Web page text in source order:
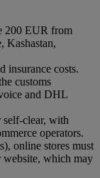
200 EUR from
Kashastan,
insurance costs.
customs
and DHL
self-clear, with
operators.
online stores must
website, which may